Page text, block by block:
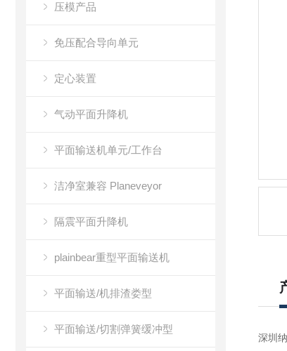
压模产品
免压配合导向单元
定心装置
气动平面升降机
平面输送机单元/工作台
洁净室兼容 Planeveyor
隔震平面升降机
plainbear重型平面输送机
平面输送/机排渣娄型
平面输送/切割弹簧缓冲型
深圳